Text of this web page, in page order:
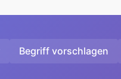
Begriff vorschlagen